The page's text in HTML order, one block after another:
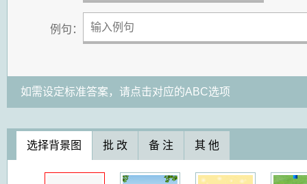
例句：
如需设定标准答案，请点击对应的ABC选项
选择背景图 批 改 备 注 其 他